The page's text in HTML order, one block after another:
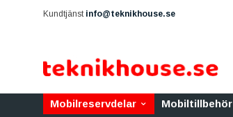
Kundtjänst info@teknikhouse.se
Mobilreservdelar Mobiltillbehör